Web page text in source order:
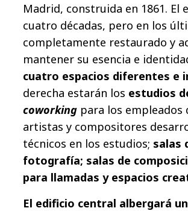
Madrid, construida en 1861. El
cuatro décadas, pero en los
completamente restaurado y
mantener su esencia e
cuatro espacios diferentes e
derecha estarán los estudios
coworking para los empleados
artistas y compositores
técnicos en los estudios; salas
fotografía; salas de
para llamadas y espacios
El edificio central albergará